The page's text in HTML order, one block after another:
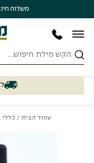
משלוח חינם
חיפוש
עמוד הבית / כללי